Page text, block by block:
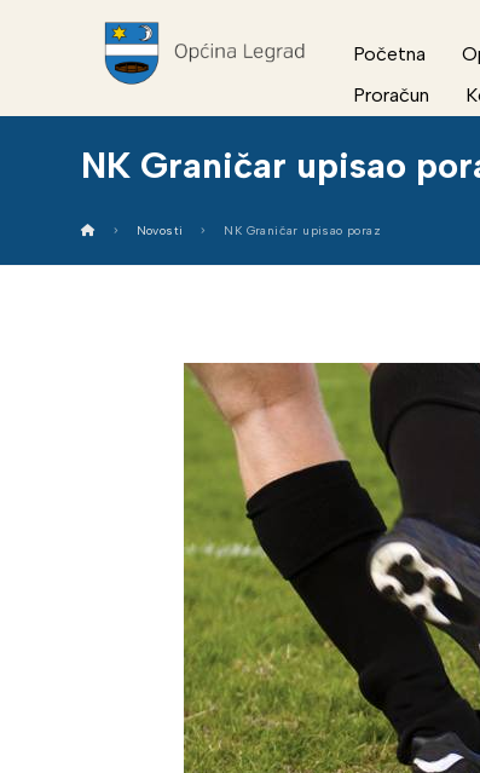
Početna
Proračun
NK Graničar upisao
Novosti NK Graničar upisao poraz